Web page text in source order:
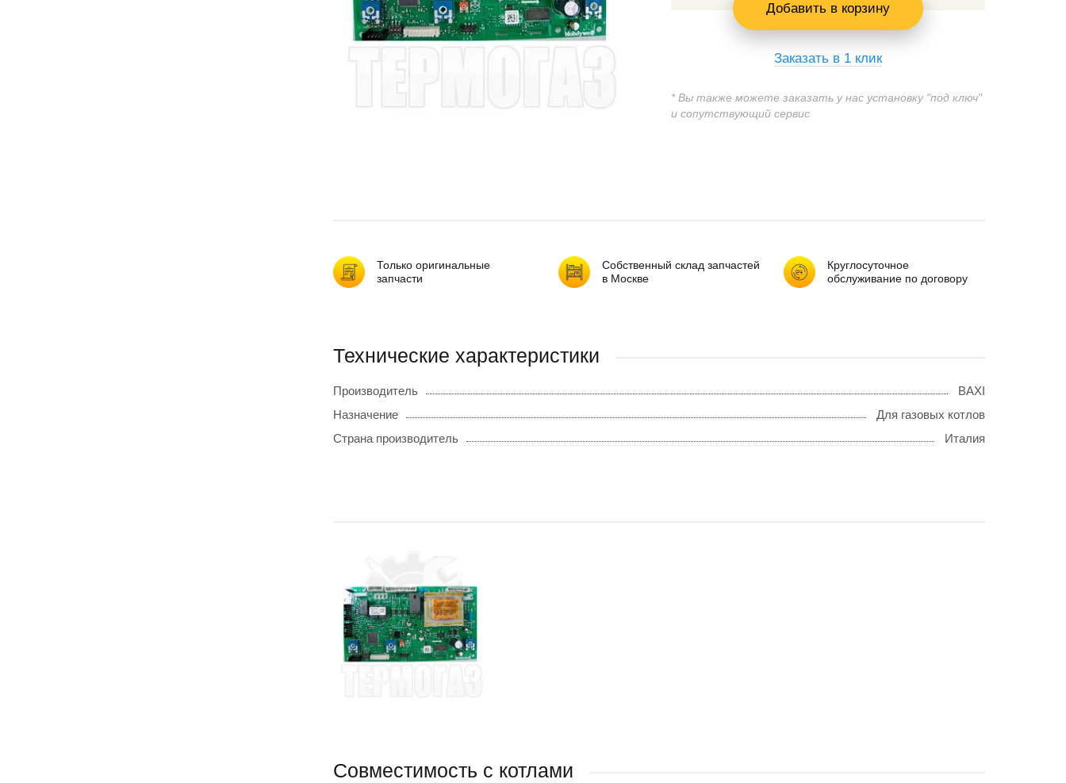
Добавить в корзину
Заказать в 1 клик
* Вы также можете заказать у нас установку "под ключ"
и сопутствующий сервис
Только оригинальные
запчасти
Собственный склад запчастей
в Москве
Круглосуточное
обслуживание по договору
Технические характеристики
Производитель
BAXI
Назначение
Для газовых котлов
Страна производитель
Италия
Совместимость с котлами